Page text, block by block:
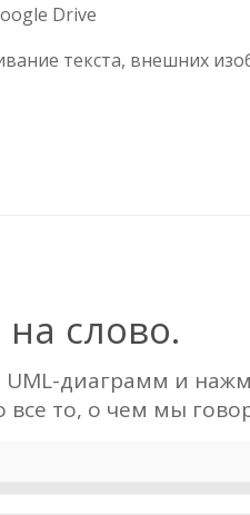
Drive
текста, внешних
слово.
диаграмм и
все то, о чем мы